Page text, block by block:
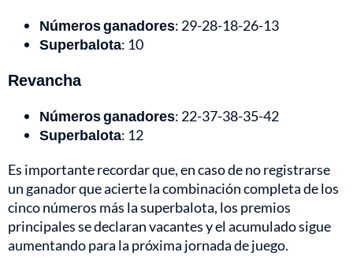
Números ganadores: 29-28-18-26-13
Superbalota: 10
Revancha
Números ganadores: 22-37-38-35-42
Superbalota: 12
Es importante recordar que, en caso de no registrarse
un ganador que acierte la combinación completa de los
cinco números más la superbalota, los premios
principales se declaran vacantes y el acumulado sigue
aumentando para la próxima jornada de juego.